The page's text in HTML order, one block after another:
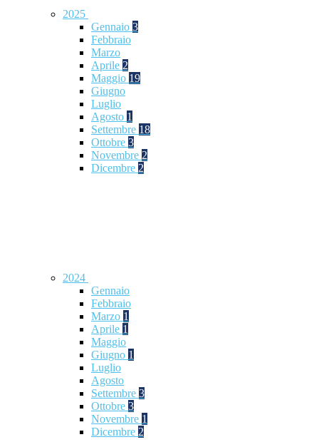
2025
Gennaio 3
Febbraio
Marzo
Aprile 2
Maggio 19
Giugno
Luglio
Agosto 1
Settembre 18
Ottobre 3
Novembre 2
Dicembre 2
2024
Gennaio
Febbraio
Marzo 1
Aprile 1
Maggio
Giugno 1
Luglio
Agosto
Settembre 3
Ottobre 3
Novembre 1
Dicembre 2